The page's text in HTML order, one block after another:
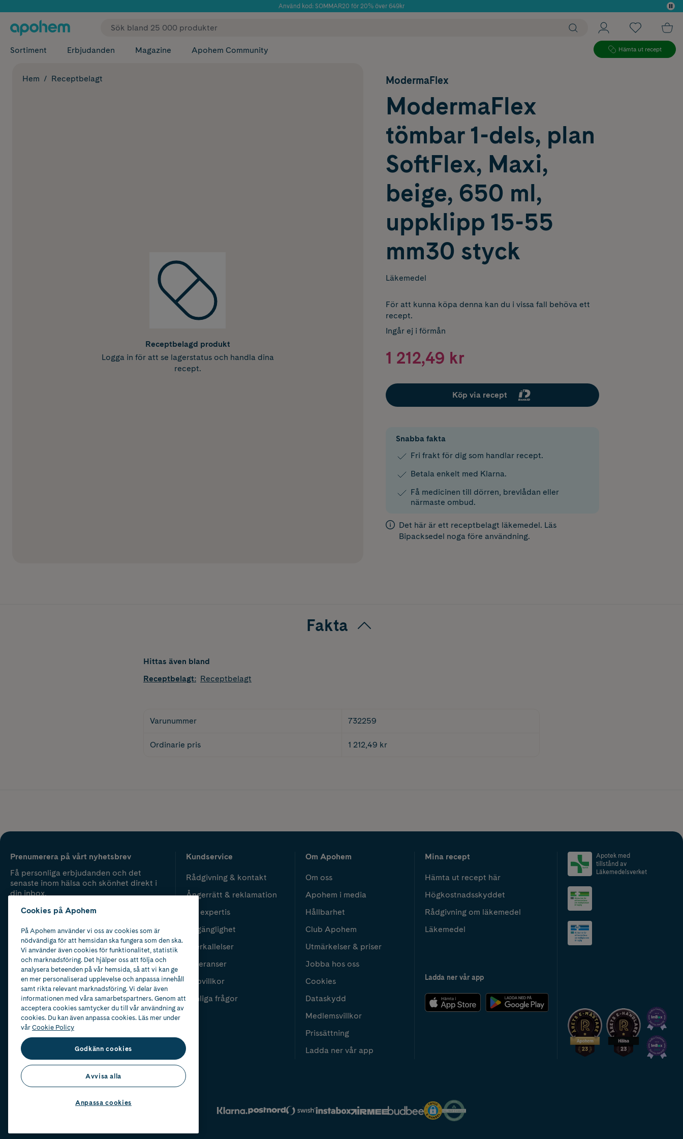
Använd kod: SOMMAR20 för 20% över 649kr
✓ Fri frakt
Sortiment Erbjudanden Magazine Apohem Community Hämta ut recept
Hem Receptbelagt
Receptbelagd produkt
Logga in för att se lagerstatus och handla dina
recept.
ModermaFlex
ModermaFlex
tömbar 1-dels, plan
SoftFlex, Maxi,
beige, 650 ml,
uppklipp 15-55
mm30 styck
Läkemedel
För att kunna köpa denna kan du i vissa fall behöva ett
recept.
Ingår ej i förmån
1 212,49 kr
Köp via recept
Snabba fakta
Fri frakt för dig som handlar recept.
Betala enkelt med Klarna.
Få medicinen till dörren, brevlådan eller
närmaste ombud.
Det här är ett receptbelagt läkemedel. Läs
Bipacksedel noga före användning.
Fakta
Hittas även bland
Receptbelagt: Receptbelagt
Varunummer 732259
Ordinarie pris 1 212,49 kr
Prenumerera på vårt nyhetsbrev
Få personliga erbjudanden och det
senaste inom hälsa och skönhet direkt i
din inbox.
Kundservice
Rådgivning & kontakt
Ångerrätt & reklamation
Vår expertis
Tillgänglighet
Återkallelser
Leveranser
Köpvillkor
Vanliga frågor
Om Apohem
Om oss
Apohem i media
Hållbarhet
Club Apohem
Utmärkelser & priser
Jobba hos oss
Cookies
Dataskydd
Medlemsvillkor
Prissättning
Ladda ner vår app
Mina recept
Hämta ut recept här
Högkostnadsskyddet
Rådgivning om läkemedel
Läkemedel
Ladda ner vår app
Apotek med
tillstånd av
Läkemedelsverket
2024
Cookies på Apohem
På Apohem använder vi oss av cookies som är
nödvändiga för att hemsidan ska fungera som den ska.
Vi använder även cookies för funktionalitet, statistik
och marknadsföring. Det hjälper oss att följa och
analysera beteenden på vår hemsida, så att vi kan ge
en mer personaliserad upplevelse och anpassa innehåll
samt rikta relevant marknadsföring. Vi delar även
informationen med våra samarbetspartners. Genom att
acceptera cookies samtycker du till vår användning av
cookies. Du kan även anpassa cookies. Läs mer under
vårCookie Policy
Godkänn cookies
Avvisa alla
Anpassa cookies